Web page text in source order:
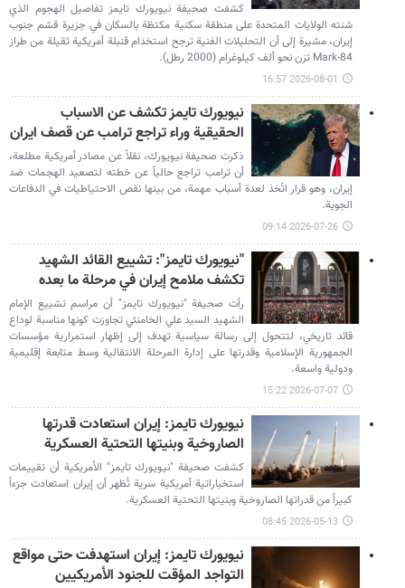
كشفت صحيفة نيويورك تايمز تفاصيل الهجوم الذي
شنته الولايات المتحدة على منطقة سكنية مكتظة بالسكان في جزيرة قشم جنوب
إيران، مشيرة إلى أن التحليلات الفنية ترجح استخدام قنبلة أمريكية ثقيلة من طراز
Mark-84 تزن نحو ألف كيلوغرام (2000 رطل).
2026-08-01 16:57
نيويورك تايمز تکشف عن الاسباب
الحقیقیة وراء تراجع ترامب عن قصف ايران
ذكرت صحيفة نيويورك، نقلاً عن مصادر أمريكية مطلعة،
أن ترامب تراجع حالياً عن خطته لتصعيد الهجمات ضد
إيران، وهو قرار اتُخذ لعدة أسباب مهمة، من بينها نقص الاحتياطيات في الدفاعات
الجوية.
2026-07-26 09:14
"نيويورك تايمز": تشییع القائد الشهيد
تكشف ملامح إيران في مرحلة ما بعده
رأت صحيفة "نيويورك تايمز" أن مراسم تشييع الإمام
الشهيد السيد علي الخامنئي تجاوزت كونها مناسبة لوداع
قائد تاريخي، لتتحول إلى رسالة سياسية تهدف إلى إظهار استمرارية مؤسسات
الجمهورية الإسلامية وقدرتها على إدارة المرحلة الانتقالية وسط متابعة إقليمية
ودولية واسعة.
2026-07-07 15:22
نيويورك تايمز: إيران استعادت قدرتها
الصاروخية وبنيتها التحتية العسكرية
كشفت صحيفة "نيويورك تايمز" الأمريكية أن تقييمات
استخباراتية أمريكية سرية تُظهر أن إيران استعادت جزءاً
كبيراً من قدراتها الصاروخية وبنيتها التحتية العسكرية.
2026-05-13 08:45
نيويورك تايمز: إيران استهدفت حتى مواقع
التواجد المؤقت للجنود الأمريكيين